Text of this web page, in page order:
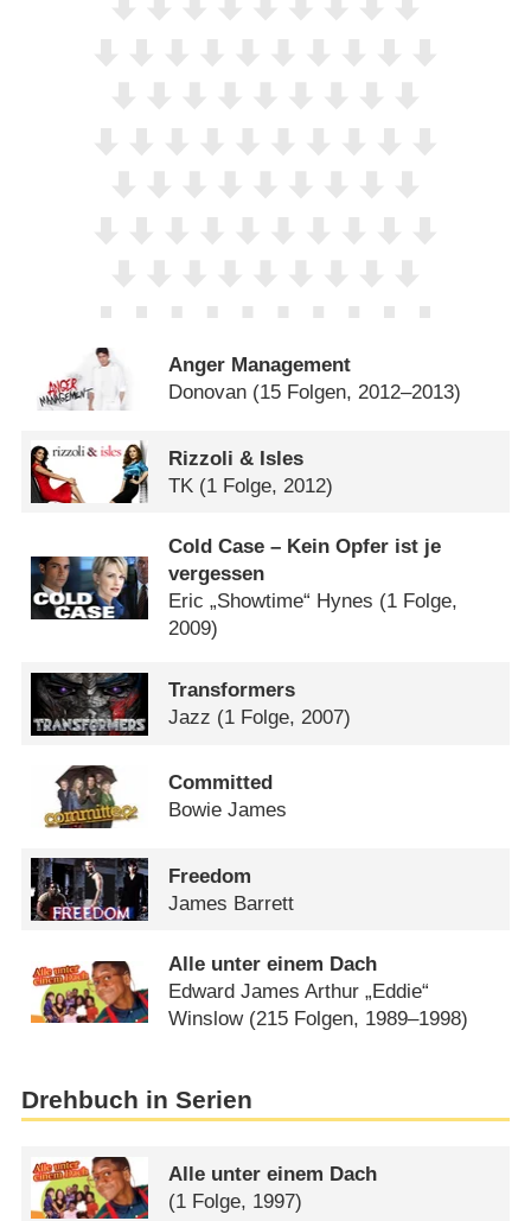
Anger Management
Donovan (15 Folgen, 2012–2013)
Rizzoli & Isles
TK (1 Folge, 2012)
Cold Case – Kein Opfer ist je
vergessen
Eric „Showtime“ Hynes (1 Folge,
2009)
Transformers
Jazz (1 Folge, 2007)
Committed
Bowie James
Freedom
James Barrett
Alle unter einem Dach
Edward James Arthur „Eddie“
Winslow (215 Folgen, 1989–1998)
Drehbuch in Serien
Alle unter einem Dach
(1 Folge, 1997)